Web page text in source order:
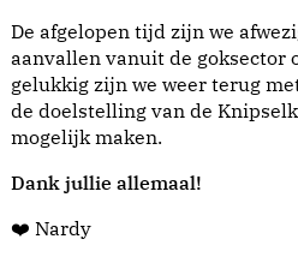
De afgelopen tijd zijn we
aanvallen vanuit de goksector
gelukkig zijn we weer terug
de doelstelling van de
mogelijk maken.
Dank jullie allemaal!
❤️ Nardy